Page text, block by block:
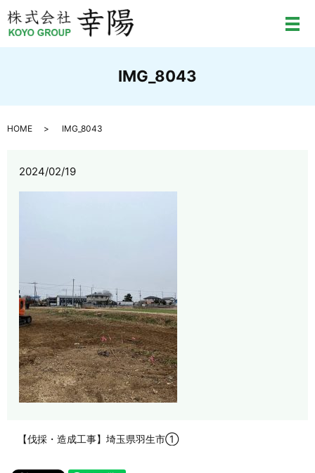
メ
IMG_8043
HOME IMG_8043
2024/02/19
【伐採・造成工事】埼玉県羽生市①